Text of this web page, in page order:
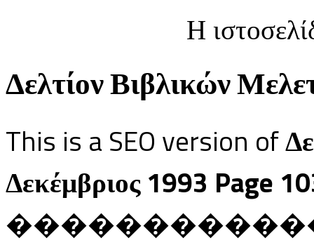
Η
Δελτίον Βιβλικών
This is a SEO version of
Δεκέμβριος 1993 Page
������������